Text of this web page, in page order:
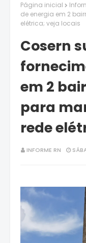
Página inicial
de energia em 2
elétrica; veja locais
Cosern
em 2
para
rede
INFORME RN